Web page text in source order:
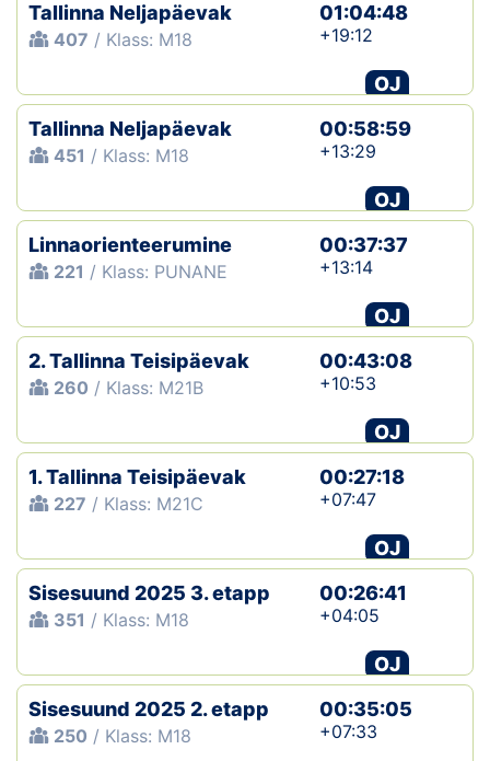
Tallinna Neljapäevak
407 / Klass: M18
01:04:48
+19:12
OJ
Tallinna Neljapäevak
451 / Klass: M18
00:58:59
+13:29
OJ
Linnaorienteerumine
221 / Klass: PUNANE
00:37:37
+13:14
OJ
2. Tallinna Teisipäevak
260 / Klass: M21B
00:43:08
+10:53
OJ
1. Tallinna Teisipäevak
227 / Klass: M21C
00:27:18
+07:47
OJ
Sisesuund 2025 3. etapp
351 / Klass: M18
00:26:41
+04:05
OJ
Sisesuund 2025 2. etapp
250 / Klass: M18
00:35:05
+07:33